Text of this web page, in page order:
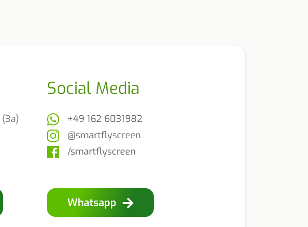
Social Media
+49 162 6031982
@smartflyscreen
/smartflyscreen
Whatsapp